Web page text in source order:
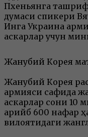
Пхеньянга
думаси спикери
Инга Украина
аскарлар учун
Жанубий Корея
Жанубий Корея
армияси сафида
аскарлар сони 10
қарийб 600 нафар
вилоятидаги